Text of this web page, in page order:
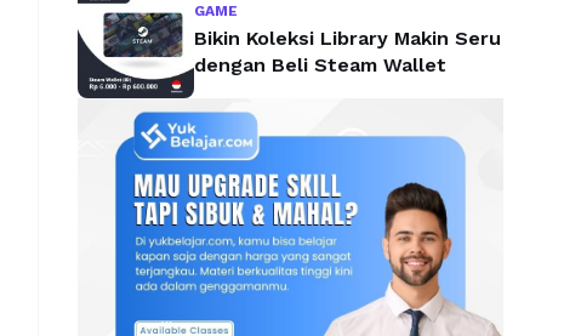
GAME
Bikin Koleksi Library Makin Seru
dengan Beli Steam Wallet